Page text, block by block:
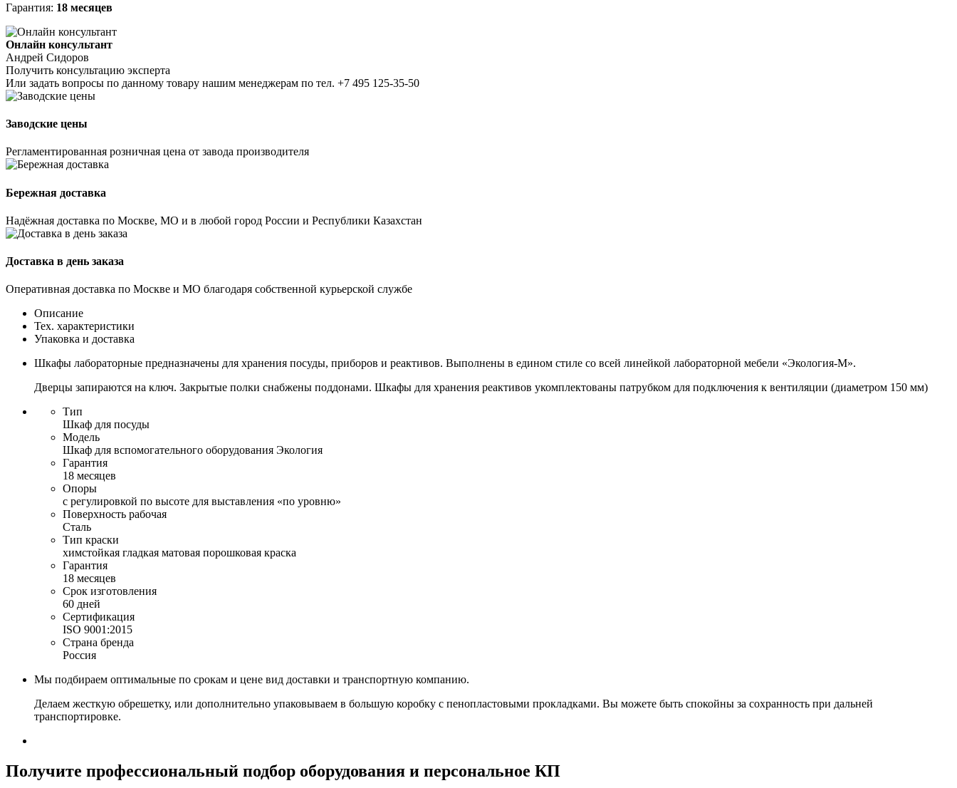
Гарантия: 18 месяцев
Онлайн консультант
Андрей Сидоров
Получить консультацию эксперта
Или задать вопросы по данному товару нашим менеджерам по тел. +7 495 125-35-50
Заводские цены
Регламентированная розничная цена от завода производителя
Бережная доставка
Надёжная доставка по Москве, МО и в любой город России и Республики Казахстан
Доставка в день заказа
Оперативная доставка по Москве и МО благодаря собственной курьерской службе
Описание
Тех. характеристики
Упаковка и доставка
Шкафы лабораторные предназначены для хранения посуды, приборов и реактивов. Выполнены в едином стиле со всей линейкой лабораторной мебели «Экология-М».
Дверцы запираются на ключ. Закрытые полки снабжены поддонами. Шкафы для хранения реактивов укомплектованы патрубком для подключения к вентиляции (диаметром 150 мм)
Тип
Шкаф для посуды
Модель
Шкаф для вспомогательного оборудования Экология
Гарантия
18 месяцев
Опоры
с регулировкой по высоте для выставления «по уровню»
Поверхность рабочая
Сталь
Тип краски
химстойкая гладкая матовая порошковая краска
Гарантия
18 месяцев
Срок изготовления
60 дней
Сертификация
ISO 9001:2015
Страна бренда
Россия
Мы подбираем оптимальные по срокам и цене вид доставки и транспортную компанию.
Делаем жесткую обрешетку, или дополнительно упаковываем в большую коробку с пенопластовыми прокладками. Вы можете быть спокойны за сохранность при дальней
транспортировке.
Получите профессиональный подбор оборудования и персональное КП